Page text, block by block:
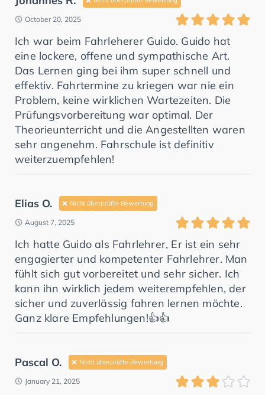
October 20, 2025
Ich war beim Fahrleherer Guido. Guido hat
eine lockere, offene und sympathische Art.
Das Lernen ging bei ihm super schnell und
effektiv. Fahrtermine zu kriegen war nie ein
Problem, keine wirklichen Wartezeiten. Die
Prüfungsvorbereitung war optimal. Der
Theorieunterricht und die Angestellten waren
sehr angenehm. Fahrschule ist definitiv
weiterzuempfehlen!
Elias O. Nicht überprüfte Bewertung
August 7, 2025
Ich hatte Guido als Fahrlehrer, Er ist ein sehr
engagierter und kompetenter Fahrlehrer. Man
fühlt sich gut vorbereitet und sehr sicher. Ich
kann ihn wirklich jedem weiterempfehlen, der
sicher und zuverlässig fahren lernen möchte.
Ganz klare Empfehlungen!👍👍
Pascal O. Nicht überprüfte Bewertung
January 21, 2025